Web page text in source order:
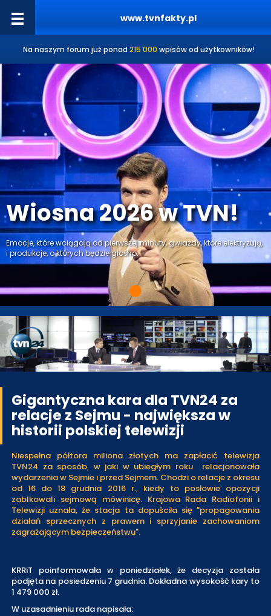
www.tvnfakty.pl
Na naszym forum już ponad 215 000 wpisów od użytkowników!
Wiosna 2026 w TVN!
Emocje, które wciągają od pierwszej minuty, gwiazdy, które elektryzują,
i produkcje, o których będzie głośno.
Gigantyczna kara dla TVN24 za
relacje z Sejmu - największa w
historii polskiej telewizji
Niespełna półtora miliona złotych ma zapłacić telewizja
TVN24 za sposób, w jaki w ubiegłym roku relacjonowała
wydarzenia w Sejmie i przed Sejmem. Chodzi o relacje z okresu
od 16 do 18 grudnia 2016 r., kiedy to posłowie opozycji
zablkowali sejmową mówinicę. Krajowa Rada Radiofonii i
Telewizji uznała, że stacja ta dopuściła się "propagowania
działań sprzecznych z prawem i sprzyjanie zachowaniom
zagrażającym bezpieczeństwu".
KRRiT poinformowała w poniedziałek, że decyzja została
podjęta na posiedzeniu 7 grudnia. Dokładna wysokość kary to
1 479 000 zł.
W uzasadnieniu rada napisała: